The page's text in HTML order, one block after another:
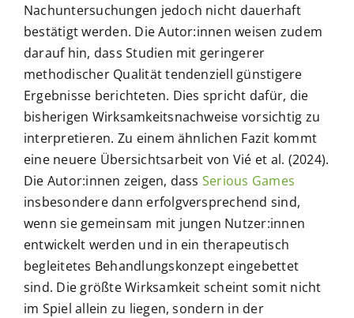
Nachuntersuchungen jedoch nicht dauerhaft
bestätigt werden. Die Autor:innen weisen zudem
darauf hin, dass Studien mit geringerer
methodischer Qualität tendenziell günstigere
Ergebnisse berichteten. Dies spricht dafür, die
bisherigen Wirksamkeitsnachweise vorsichtig zu
interpretieren. Zu einem ähnlichen Fazit kommt
eine neuere Übersichtsarbeit von Vié et al. (2024).
Die Autor:innen zeigen, dass Serious Games
insbesondere dann erfolgversprechend sind,
wenn sie gemeinsam mit jungen Nutzer:innen
entwickelt werden und in ein therapeutisch
begleitetes Behandlungskonzept eingebettet
sind. Die größte Wirksamkeit scheint somit nicht
im Spiel allein zu liegen, sondern in der